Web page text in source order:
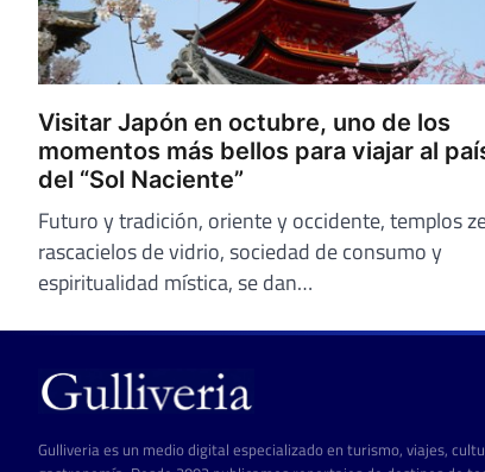
Visitar Japón en octubre, uno de los
momentos más bellos para viajar al
del “Sol Naciente”
Futuro y tradición, oriente y occidente, templos
rascacielos de vidrio, sociedad de consumo y
espiritualidad mística, se dan…
Gulliveria es un medio digital especializado en turismo, viajes,